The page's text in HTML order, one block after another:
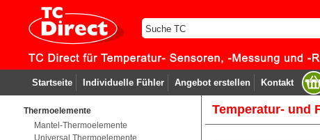
Startseite Individuelle Fühler Angebot erstellen Kontakt
Thermoelemente
Mantel-Thermoelemente
Universal Thermoelemente
Temperatur- und